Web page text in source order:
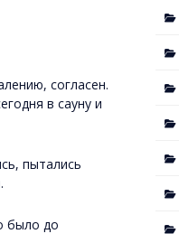
согласен.
в сауну и
пытались
было до